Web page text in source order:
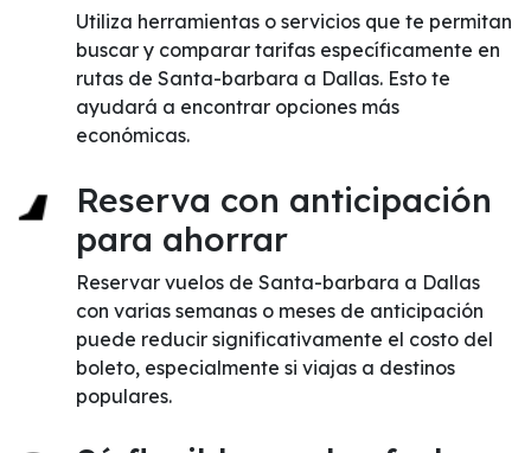
Utiliza herramientas o servicios que te permitan
buscar y comparar tarifas específicamente en
rutas de Santa-barbara a Dallas. Esto te
ayudará a encontrar opciones más
económicas.
Reserva con anticipación
para ahorrar
Reservar vuelos de Santa-barbara a Dallas
con varias semanas o meses de anticipación
puede reducir significativamente el costo del
boleto, especialmente si viajas a destinos
populares.